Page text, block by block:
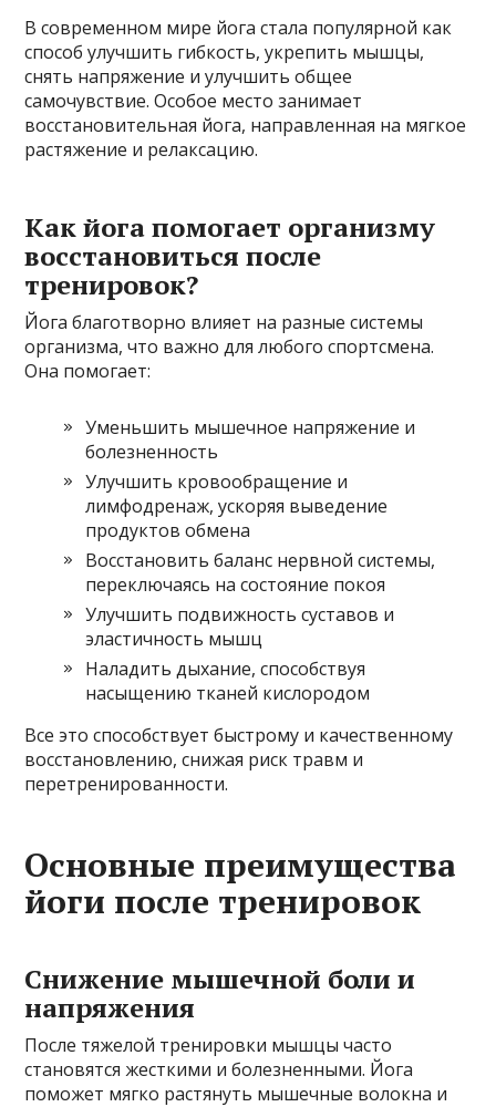
В современном мире йога стала популярной как
способ улучшить гибкость, укрепить мышцы,
снять напряжение и улучшить общее
самочувствие. Особое место занимает
восстановительная йога, направленная на мягкое
растяжение и релаксацию.
Как йога помогает организму
восстановиться после
тренировок?
Йога благотворно влияет на разные системы
организма, что важно для любого спортсмена.
Она помогает:
Уменьшить мышечное напряжение и
болезненность
Улучшить кровообращение и
лимфодренаж, ускоряя выведение
продуктов обмена
Восстановить баланс нервной системы,
переключаясь на состояние покоя
Улучшить подвижность суставов и
эластичность мышц
Наладить дыхание, способствуя
насыщению тканей кислородом
Все это способствует быстрому и качественному
восстановлению, снижая риск травм и
перетренированности.
Основные преимущества
йоги после тренировок
Снижение мышечной боли и
напряжения
После тяжелой тренировки мышцы часто
становятся жесткими и болезненными. Йога
поможет мягко растянуть мышечные волокна и